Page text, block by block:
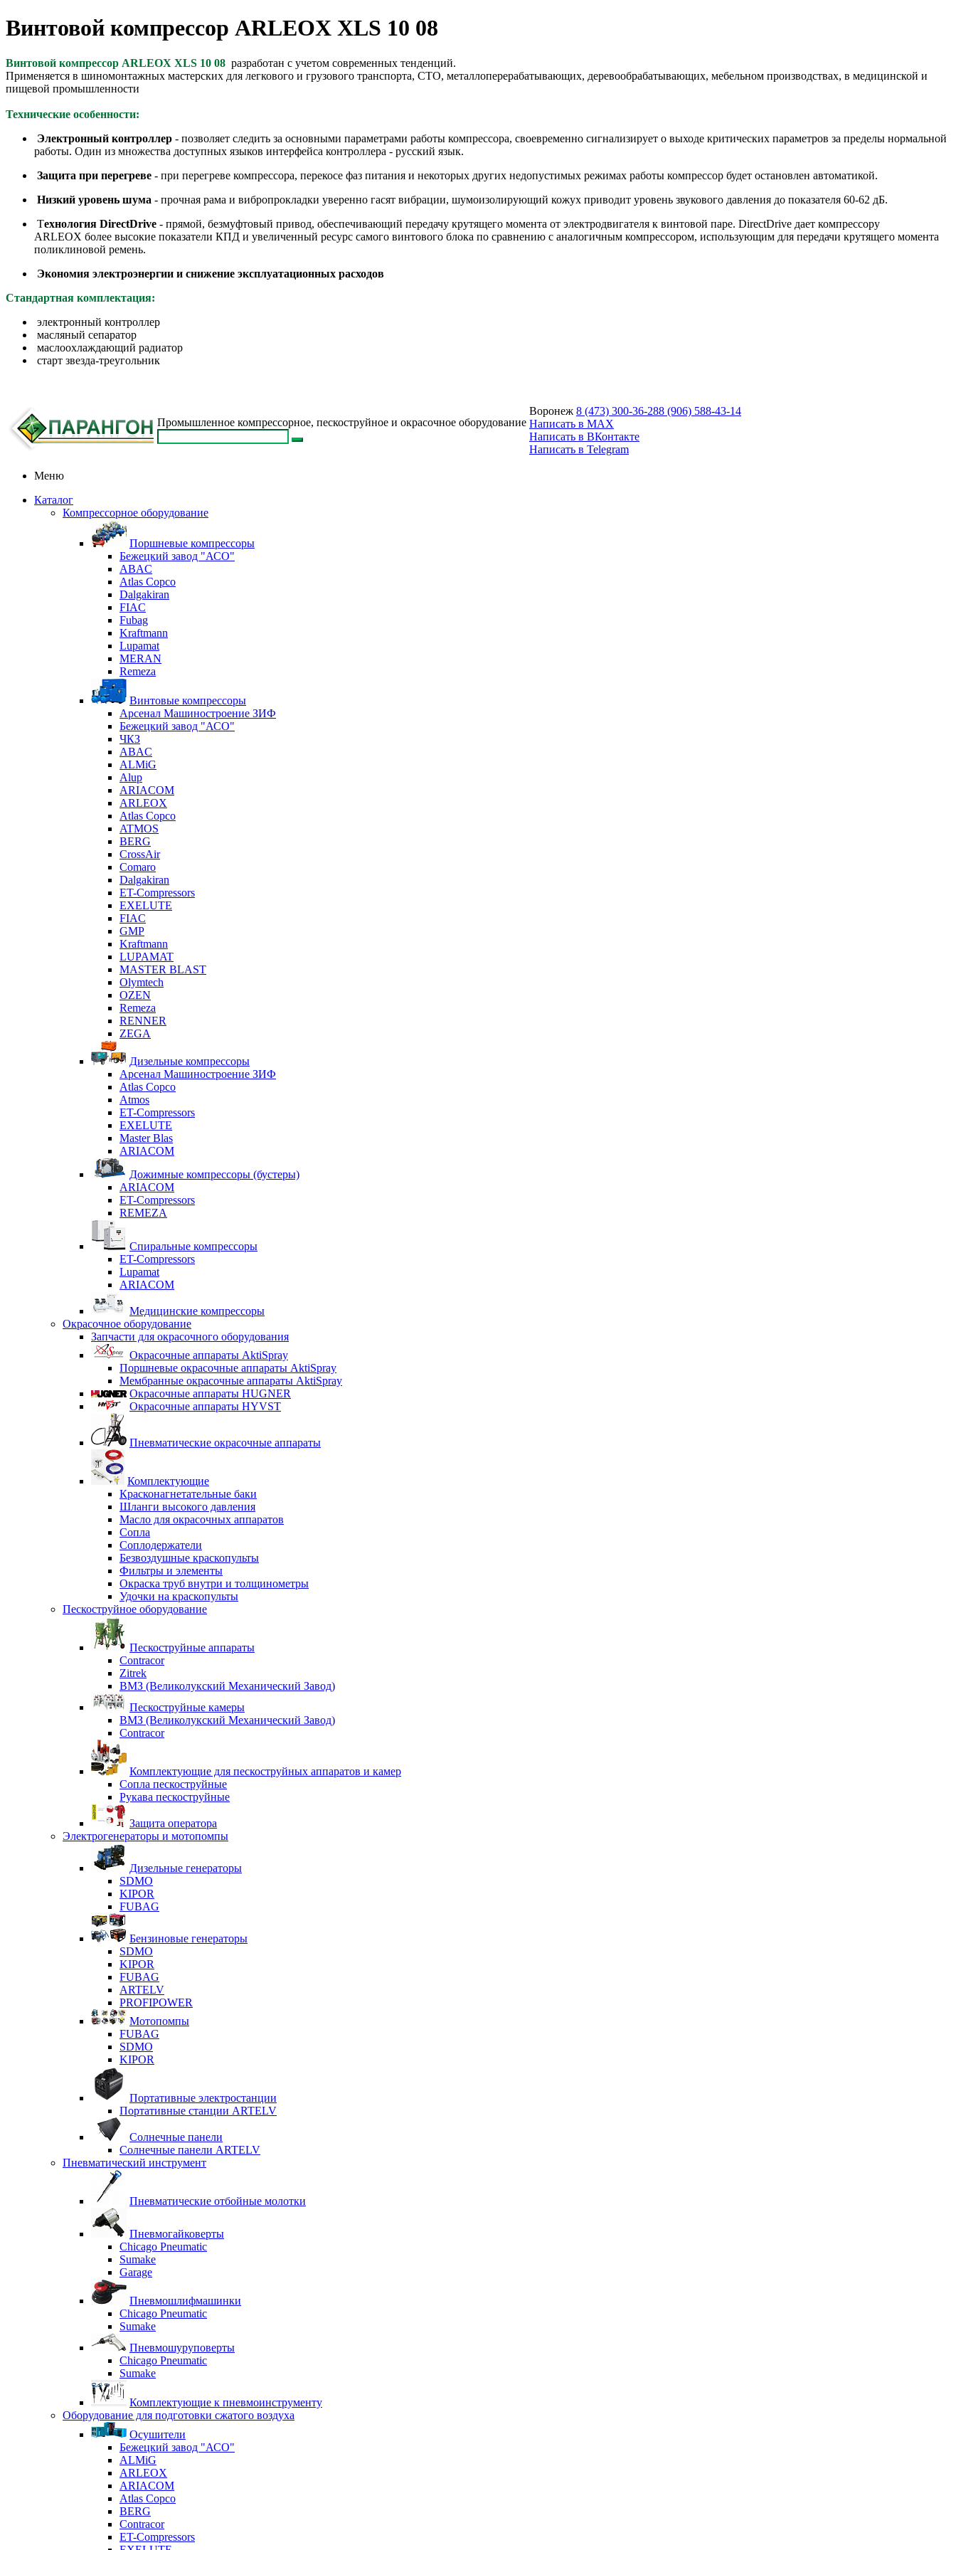
Винтовой компрессор ARLEOX XLS 10 08
Винтовой компрессор ARLEOX XLS 10 08 разработан с учетом современных тенденций.
Применяется в шиномонтажных мастерских для легкового и грузового транспорта, СТО, металлоперерабатывающих, деревообрабатывающих, мебельном производствах, в медицинской и
пищевой промышленности
Технические особенности:
Электронный контроллер - позволяет следить за основными параметрами работы компрессора, своевременно сигнализирует о выходе критических параметров за пределы нормальной
работы. Один из множества доступных языков интерфейса контроллера - русский язык.
Защита при перегреве - при перегреве компрессора, перекосе фаз питания и некоторых других недопустимых режимах работы компрессор будет остановлен автоматикой.
Низкий уровень шума - прочная рама и вибропрокладки уверенно гасят вибрации, шумоизолирующий кожух приводит уровень звукового давления до показателя 60-62 дБ.
Технология DirectDrive - прямой, безмуфтовый привод, обеспечивающий передачу крутящего момента от электродвигателя к винтовой паре. DirectDrive дает компрессору
ARLEOX более высокие показатели КПД и увеличенный ресурс самого винтового блока по сравнению с аналогичным компрессором, использующим для передачи крутящего момента
поликлиновой ремень.
Экономия электроэнергии и снижение эксплуатационных расходов
Стандартная комплектация:
электронный контроллер
масляный сепаратор
маслоохлаждающий радиатор
старт звезда-треугольник
Промышленное компрессорное, пескоструйное и окрасочное оборудование
Воронеж 8 (473) 300-36-288 (906) 588-43-14
Написать в MAX
Написать в ВКонтакте
Написать в Telegram
Меню
Каталог
Компрессорное оборудование
Поршневые компрессоры
Бежецкий завод "АСО"
ABAC
Atlas Copco
Dalgakiran
FIAC
Fubag
Kraftmann
Lupamat
MERAN
Remeza
Винтовые компрессоры
Арсенал Машиностроение ЗИФ
Бежецкий завод "АСО"
ЧКЗ
ABAC
ALMiG
Alup
ARIACOM
ARLEOX
Atlas Copco
ATMOS
BERG
CrossAir
Comaro
Dalgakiran
ET-Compressors
EXELUTE
FIAC
GMP
Kraftmann
LUPAMAT
MASTER BLAST
Olymtech
OZEN
Remeza
RENNER
ZEGA
Дизельные компрессоры
Арсенал Машиностроение ЗИФ
Atlas Copco
Atmos
ET-Compressors
EXELUTE
Master Blas
ARIACOM
Дожимные компрессоры (бустеры)
ARIACOM
ET-Compressors
REMEZA
Спиральные компрессоры
ET-Compressors
Lupamat
ARIACOM
Медицинские компрессоры
Окрасочное оборудование
Запчасти для окрасочного оборудования
Окрасочные аппараты AktiSpray
Поршневые окрасочные аппараты AktiSpray
Мембранные окрасочные аппараты AktiSpray
Окрасочные аппараты HUGNER
Окрасочные аппараты HYVST
Пневматические окрасочные аппараты
Комплектующие
Красконагнетательные баки
Шланги высокого давления
Масло для окрасочных аппаратов
Сопла
Соплодержатели
Безвоздушные краскопульты
Фильтры и элементы
Окраска труб внутри и толщинометры
Удочки на краскопульты
Пескоструйное оборудование
Пескоструйные аппараты
Contracor
Zitrek
ВМЗ (Великолукский Механический Завод)
Пескоструйные камеры
ВМЗ (Великолукский Механический Завод)
Contracor
Комплектующие для пескоструйных аппаратов и камер
Сопла пескоструйные
Рукава пескоструйные
Защита оператора
Электрогенераторы и мотопомпы
Дизельные генераторы
SDMO
KIPOR
FUBAG
Бензиновые генераторы
SDMO
KIPOR
FUBAG
ARTELV
PROFIPOWER
Мотопомпы
FUBAG
SDMO
KIPOR
Портативные электростанции
Портативные станции ARTELV
Солнечные панели
Солнечные панели ARTELV
Пневматический инструмент
Пневматические отбойные молотки
Пневмогайковерты
Chicago Pneumatic
Sumake
Garage
Пневмошлифмашинки
Chicago Pneumatic
Sumake
Пневмошуруповерты
Chicago Pneumatic
Sumake
Комплектующие к пневмоинструменту
Оборудование для подготовки сжатого воздуха
Осушители
Бежецкий завод "АСО"
ALMiG
ARLEOX
ARIACOM
Atlas Copco
BERG
Contracor
ET-Compressors